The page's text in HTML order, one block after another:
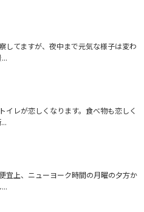
してますが、夜中まで元気な様子は変わ
イレが恋しくなります。食べ物も恋しく
宜上、ニューヨーク時間の月曜の夕方か